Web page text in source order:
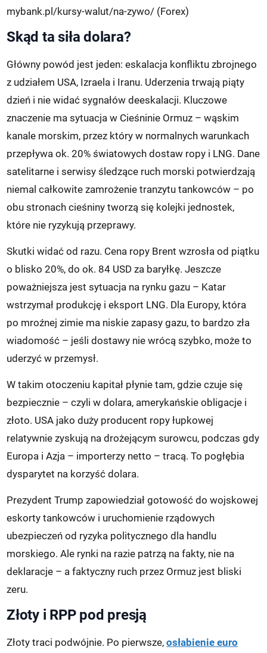
mybank.pl/kursy-walut/na-zywo/ (Forex)
Skąd ta siła dolara?
Główny powód jest jeden: eskalacja konfliktu zbrojnego
z udziałem USA, Izraela i Iranu. Uderzenia trwają piąty
dzień i nie widać sygnałów deeskalacji. Kluczowe
znaczenie ma sytuacja w Cieśninie Ormuz – wąskim
kanale morskim, przez który w normalnych warunkach
przepływa ok. 20% światowych dostaw ropy i LNG. Dane
satelitarne i serwisy śledzące ruch morski potwierdzają
niemal całkowite zamrożenie tranzytu tankowców – po
obu stronach cieśniny tworzą się kolejki jednostek,
które nie ryzykują przeprawy.
Skutki widać od razu. Cena ropy Brent wzrosła od piątku
o blisko 20%, do ok. 84 USD za baryłkę. Jeszcze
poważniejsza jest sytuacja na rynku gazu – Katar
wstrzymał produkcję i eksport LNG. Dla Europy, która
po mroźnej zimie ma niskie zapasy gazu, to bardzo zła
wiadomość – jeśli dostawy nie wrócą szybko, może to
uderzyć w przemysł.
W takim otoczeniu kapitał płynie tam, gdzie czuje się
bezpiecznie – czyli w dolara, amerykańskie obligacje i
złoto. USA jako duży producent ropy łupkowej
relatywnie zyskują na drożejącym surowcu, podczas gdy
Europa i Azja – importerzy netto – tracą. To pogłębia
dysparytet na korzyść dolara.
Prezydent Trump zapowiedział gotowość do wojskowej
eskorty tankowców i uruchomienie rządowych
ubezpieczeń od ryzyka politycznego dla handlu
morskiego. Ale rynki na razie patrzą na fakty, nie na
deklaracje – a faktyczny ruch przez Ormuz jest bliski
zeru.
Złoty i RPP pod presją
Złoty traci podwójnie. Po pierwsze,osłabienie euro